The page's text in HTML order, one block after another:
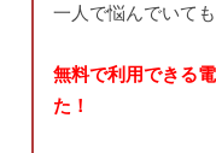
一人で悩んでいて
無料で利用できる
た！